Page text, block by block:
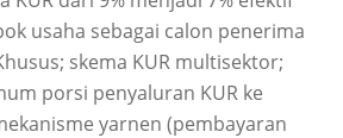
usaha sebagai calon penerima
skema KUR multisektor;
porsi penyaluran KUR ke
yarnen (pembayaran